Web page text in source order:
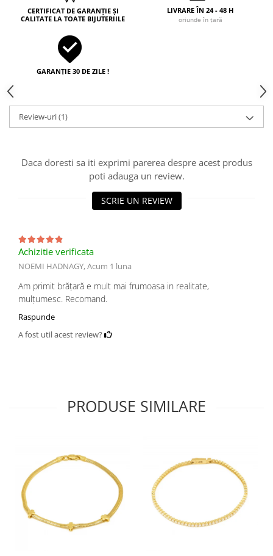
CERTIFICAT DE GARANȚIE ȘI
CALITATE LA TOATE BIJUTERIILE
LIVRARE ÎN 24 - 48 H
oriunde în țară
GARANȚIE 30 DE ZILE !
Review-uri(1)
Daca doresti sa iti exprimi parerea despre acest produs
poti adauga un review.
SCRIE UN REVIEW
Achizitie verificata
NOEMI HADNAGY,Acum 1 luna
Am primit brățară e mult mai frumoasa in realitate,
mulțumesc. Recomand.
Raspunde
A fost util acest review?
PRODUSE SIMILARE